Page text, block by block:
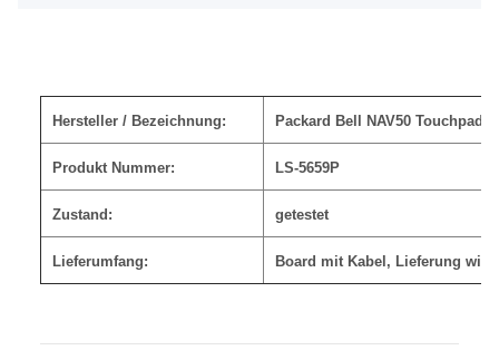
Hersteller / Bezeichnung: Packard Bell NAV50
Produkt Nummer: LS-5659P
Zustand: getestet
Lieferumfang: Board mit Kabel, Lieferung wie